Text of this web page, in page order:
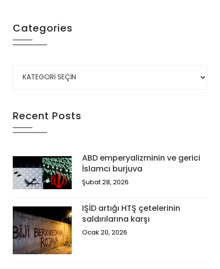
Categories
Recent Posts
ABD emperyalizminin ve gerici
İslamcı burjuva
Şubat 28, 2026
IŞİD artığı HTŞ çetelerinin
saldırılarına karşı
Ocak 20, 2026